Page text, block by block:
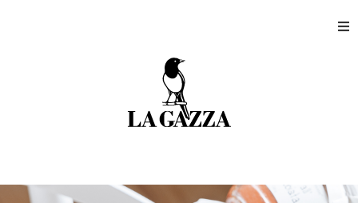
Home
Shops
Unternehmen